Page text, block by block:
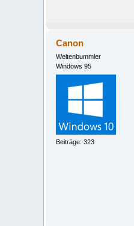
Canon
Weltenbummler
Windows 95
Beiträge: 323